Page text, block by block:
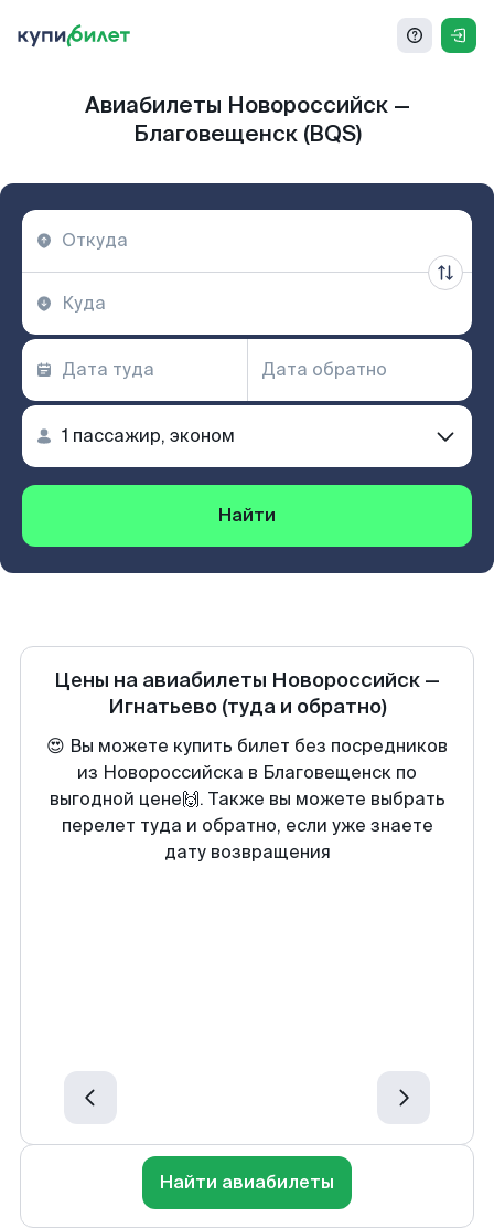
Авиабилеты Новороссийск —
Благовещенск (BQS)
Найти
Цены на авиабилеты Новороссийск —
Игнатьево (туда и обратно)
😍 Вы можете купить билет без посредников
из Новороссийска в Благовещенск по
выгодной цене🙌. Также вы можете выбрать
перелет туда и обратно, если уже знаете
дату возвращения
Найти авиабилеты